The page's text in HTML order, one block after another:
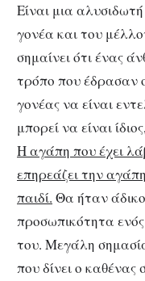
Είναι μια
γονέα και του
σημαίνει ότι ένας
τρόπο που έδρασαν
γονέας να είναι
μπορεί να είναι
Η αγάπη που έχει
επηρεάζει την
παιδί. Θα ήταν
προσωπικότητα
του. Μεγάλη
που δίνει ο